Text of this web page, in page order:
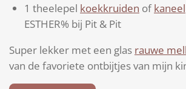
1 theelepel koekkruiden ofkaneel
ESTHER% bij Pit & Pit
Super lekker met een glas rauwe
van de favoriete ontbijtjes van mijn